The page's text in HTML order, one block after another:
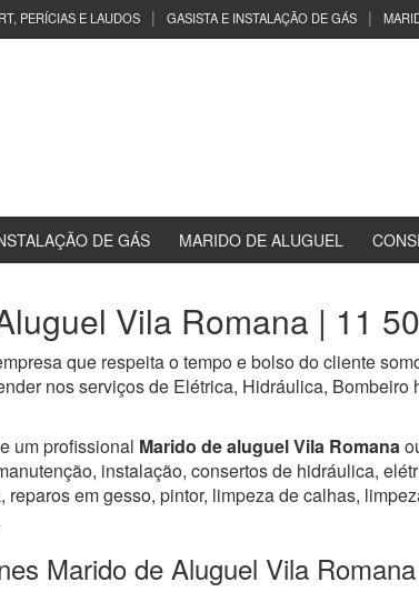
PERÍCIAS E LAUDOS GASISTA E INSTALAÇÃO DE GÁS
DE GÁS MARIDO DE ALUGUEL
Vila Romana | 11
que respeita o tempo e bolso do cliente
nos serviços de Elétrica, Hidráulica,
um profissional Marido de aluguel Vila Romana
instalação, consertos de hidráulica,
reparos em gesso, pintor, limpeza de calhas,
Marido de Aluguel Vila